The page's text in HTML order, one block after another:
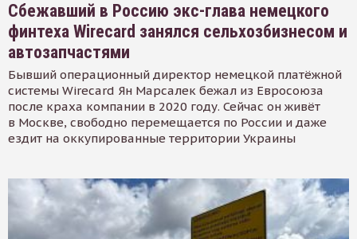
Сбежавший в Россию экс-глава немецкого
финтеха Wirecard занялся сельхозбизнесом и
автозапчастями
Бывший операционный директор немецкой платёжной
системы Wirecard Ян Марсалек бежал из Евросоюза
после краха компании в 2020 году. Сейчас он живёт
в Москве, свободно перемещается по России и даже
ездит на оккупированные территории Украины